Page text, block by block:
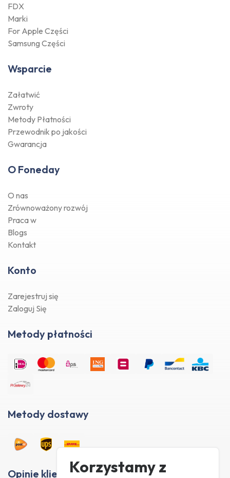
FDX
Marki
For Apple Części
Samsung Części
Wsparcie
Załatwić
Zwroty
Metody Płatności
Przewodnik po jakości
Gwarancja
O Foneday
O nas
Zrównoważony rozwój
Praca w
Blogs
Kontakt
Konto
Zarejestruj się
Zaloguj Się
Metody płatności
Metody dostawy
Opinie klientówKorzystamy z